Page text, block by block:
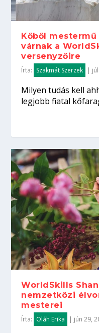
Kőből
várnak a
versenyzőire
Írta: Szakmát Szerzek |
Milyen tudás kell
legjobb fiatal
WorldSkills
nemzetközi
mesterei
Írta: Oláh Erika | jún 29,